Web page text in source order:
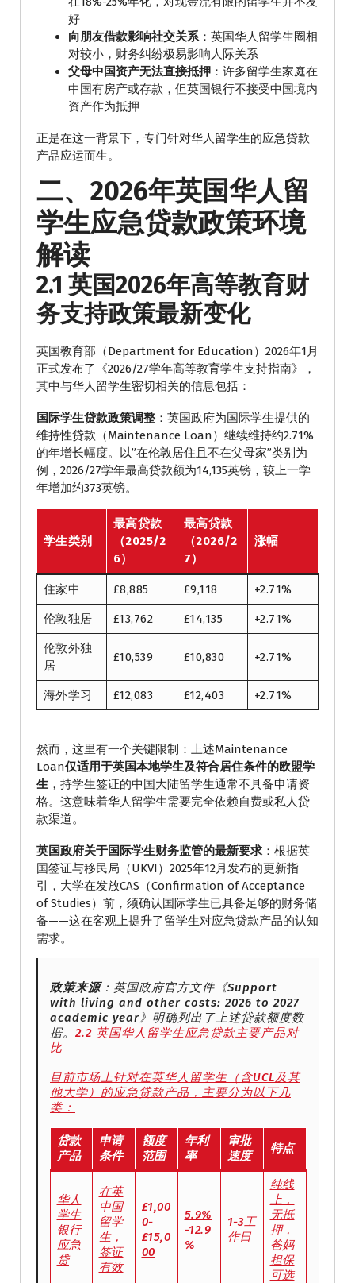
好
向朋友借款影响社交关系 ：英国华人留学生圈相
对较小，财务纠纷极易影响人际关系
父母中国资产无法直接抵押 ：许多留学生家庭在
中国有房产或存款，但英国银行不接受中国境内
资产作为抵押
正是在这一背景下，专门针对华人留学生的应急贷款
产品应运而生。
二、2026年英国华人留
学生应急贷款政策环境
解读
2.1 英国2026年高等教育财
务支持政策最新变化
英国教育部（Department for Education）2026年1月
正式发布了《2026/27学年高等教育学生支持指南》，
其中与华人留学生密切相关的信息包括：
国际学生贷款政策调整 ：英国政府为国际学生提供的
维持性贷款（Maintenance Loan）继续维持约2.71%
的年增长幅度。以”在伦敦居住且不在父母家”类别为
例，2026/27学年最高贷款额为14,135英镑，较上一学
年增加约373英镑。
学生类别
最高贷款
（2025/2
6）
最高贷款
（2026/2
7）
涨幅
住家中 £8,885 £9,118 +2.71%
伦敦独居 £13,762 £14,135 +2.71%
伦敦外独
居
£10,539 £10,830 +2.71%
海外学习 £12,083 £12,403 +2.71%
然而，这里有一个关键限制：上述Maintenance
Loan仅适用于英国本地学生及符合居住条件的欧盟学
生 ，持学生签证的中国大陆留学生通常不具备申请资
格。这意味着华人留学生需要完全依赖自费或私人贷
款渠道。
英国政府关于国际学生财务监管的最新要求 ：根据英
国签证与移民局（UKVI）2025年12月发布的更新指
引，大学在发放CAS（Confirmation of Acceptance
of Studies）前，须确认国际学生已具备足够的财务储
备——这在客观上提升了留学生对应急贷款产品的认知
需求。
政策来源：英国政府官方文件《Support
with living and other costs: 2026 to 2027
academic year》明确列出了上述贷款额度数
据。 2.2 英国华人留学生应急贷款主要产品对
比
目前市场上针对在英华人留学生（含UCL及其
他大学）的应急贷款产品，主要分为以下几
类：
贷款
产品
申请
条件
额度
范围
年利
率
审批
速度
特点
华人
学生
银行
应急
贷
在英
中国
留学
生，
签证
有效
£1,00
0-
£15,0
00
5.9%
-12.9
%
1-3工
作日
纯线
上，
无抵
押，
爸妈
担保
可选